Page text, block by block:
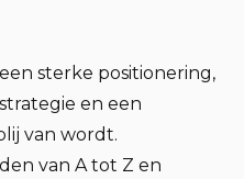
sterke positionering,
en een
van wordt.
van A tot Z en